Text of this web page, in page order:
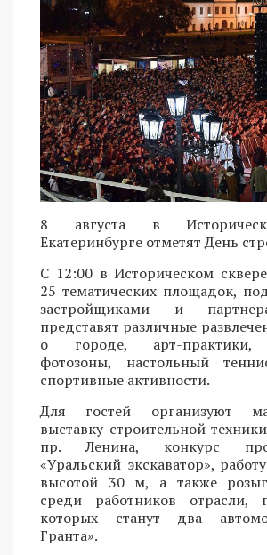
8 августа в
Екатеринбурге отметят День
С 12:00 в Историческом
25 тематических площадок,
застройщиками и
представят различные
о городе, арт-практики,
фотозоны, настольный
спортивные активности.
Для гостей организуют
выставку строительной
пр. Ленина, конкурс
«Уральский экскаватор»,
высотой 30 м, а также
среди работников отрасли,
которых станут два
Гранта».